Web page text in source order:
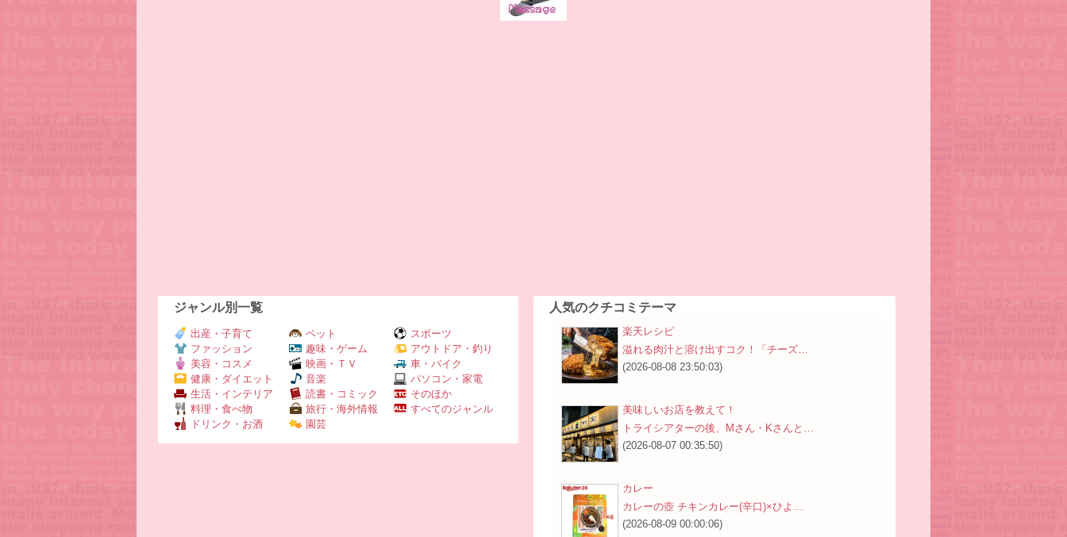
ジャンル別一覧
出産・子育て
ファッション
美容・コスメ
健康・ダイエット
生活・インテリア
料理・食べ物
ドリンク・お酒
ペット
趣味・ゲーム
映画・ＴＶ
音楽
読書・コミック
旅行・海外情報
園芸
スポーツ
アウトドア・釣り
車・バイク
パソコン・家電
そのほか
すべてのジャンル
人気のクチコミテーマ
楽天レシピ
溢れる肉汁と溶け出すコク！「チーズ…
(2026-08-08 23:50:03)
美味しいお店を教えて！
トライシアターの後、Mさん・Kさんと…
(2026-08-07 00:35:50)
カレー
カレーの壺 チキンカレー(辛口)×ひよ…
(2026-08-09 00:00:06)